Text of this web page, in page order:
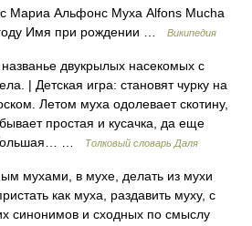
Мариа Альфонс Муха Alfons Mucha
Имя при рождении …
Википедия
двукрылых насекомых с
| Детская игра: становят чурку на
Летом муха одолевает скотину,
простая и кусачка, да еще
…
Толковый словарь Даля
мухами, в мухе, делать из мухи
как муха, раздавить муху, с
синонимов и сходных по смыслу